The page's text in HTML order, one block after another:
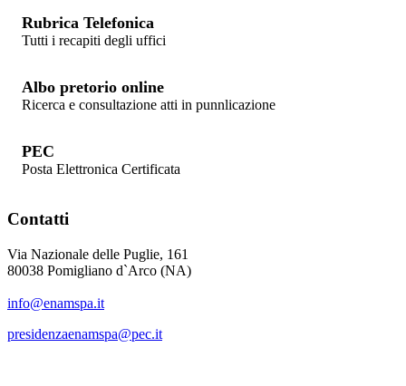
Rubrica Telefonica
Tutti i recapiti degli uffici
Albo pretorio online
Ricerca e consultazione atti in punnlicazione
PEC
Posta Elettronica Certificata
Contatti
Via Nazionale delle Puglie, 161
80038 Pomigliano d`Arco (NA)
info@enamspa.it
presidenzaenamspa@pec.it